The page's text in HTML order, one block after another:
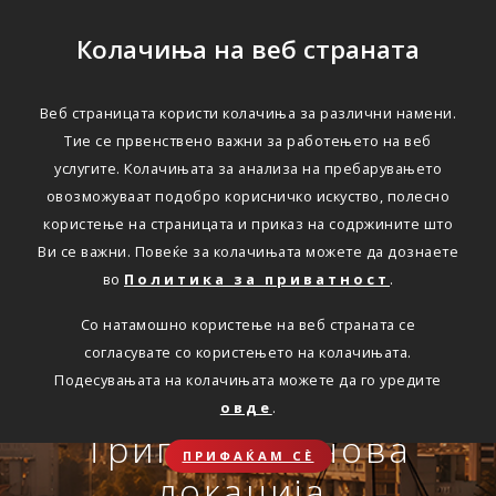
Колачиња на веб страната
Веб страницата користи колачиња за различни намени.
Тие се првенствено важни за работењето на веб
услугите. Колачињата за анализа на пребарувањето
овозможуваат подобро корисничко искуство, полесно
користење на страницата и приказ на содржините што
Ви се важни. Повеќе за колачињата можете да дознаете
во Политика за приватност .
Со натамошно користење на веб страната се
согласувате со користењето на колачињата.
Подесувањата на колачињата можете да го уредите
овде .
ПРИФАЌАМ СЀ
Триглав на нова
Сѐ ќе биде во ред
Совет, информација или инспирација за секоја животна
Онлајн пријава на
осигурен случај преку
OneID
Travel Smart и Travel
Smart Plus
Едноставно преку
интернет
АВТОМОБИЛСКА ОДГОВОРНОСТ
Oнлајн обнова на осигурување.
ЗДРАВСТВЕНО ПАТНИЧКО